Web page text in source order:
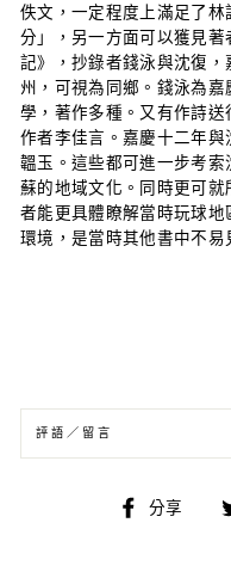
佚文，一定程度上滿足了
分」，另一方面可以獲見
記》，抄錄者錢泳與沈復
州，可視為同鄉。錢泳為
學，著作多種。又有作詩送
作者李佳言。嘉慶十二年
韞玉。這些都可進一步考索
蘇的地域文化。同時更可
者能更具體瞭解當時玩球
環境，是當時其他書中不易
評語／留言
分享